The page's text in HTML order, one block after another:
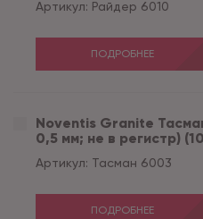
Артикул: Райдер 6010
ПОДРОБНЕЕ
Noventis Granite
0,5 мм; не в регистр)
Артикул: Тасман 6003
ПОДРОБНЕЕ